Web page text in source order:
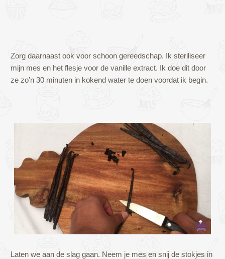
Zorg daarnaast ook voor schoon gereedschap. Ik steriliseer
mijn mes en het flesje voor de vanille extract. Ik doe dit door
ze zo’n 30 minuten in kokend water te doen voordat ik begin.
Laten we aan de slag gaan. Neem je mes en snij de stokjes in